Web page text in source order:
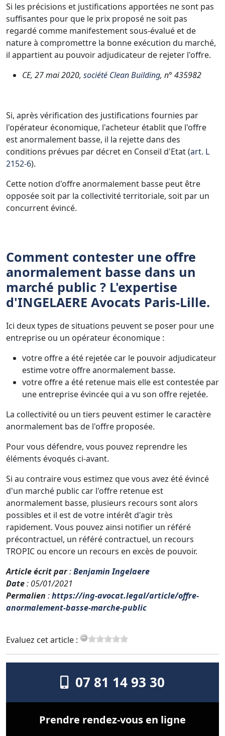
Si les précisions et justifications apportées ne sont pas
suffisantes pour que le prix proposé ne soit pas
regardé comme manifestement sous-évalué et de
nature à compromettre la bonne exécution du marché,
il appartient au pouvoir adjudicateur de rejeter l'offre.
CE, 27 mai 2020, société Clean Building, n° 435982
Si, après vérification des justifications fournies par
l'opérateur économique, l'acheteur établit que l'offre
est anormalement basse, il la rejette dans des
conditions prévues par décret en Conseil d'Etat (art. L
2152-6).
Cette notion d'offre anormalement basse peut être
opposée soit par la collectivité territoriale, soit par un
concurrent évincé.
Comment contester une offre
anormalement basse dans un
marché public ? L'expertise
d'INGELAERE Avocats Paris-Lille.
Ici deux types de situations peuvent se poser pour une
entreprise ou un opérateur économique :
votre offre a été rejetée car le pouvoir adjudicateur
estime votre offre anormalement basse.
votre offre a été retenue mais elle est contestée par
une entreprise évincée qui a vu son offre rejetée.
La collectivité ou un tiers peuvent estimer le caractère
anormalement bas de l'offre proposée.
Pour vous défendre, vous pouvez reprendre les
éléments évoqués ci-avant.
Si au contraire vous estimez que vous avez été évincé
d'un marché public car l'offre retenue est
anormalement basse, plusieurs recours sont alors
possibles et il est de votre intérêt d'agir très
rapidement. Vous pouvez ainsi notifier un référé
précontractuel, un référé contractuel, un recours
TROPIC ou encore un recours en excès de pouvoir.
Article écrit par:Benjamin Ingelaere
Date: 05/01/2021
Permalien :https://ing-avocat.legal/article/offre-
anormalement-basse-marche-public
Evaluez cet article :
07 81 14 93 30
Prendre rendez-vous en ligne